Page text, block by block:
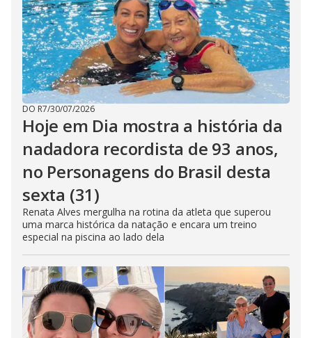
DO R7/30/07/2026
Hoje em Dia mostra a história da
nadadora recordista de 93 anos,
no Personagens do Brasil desta
sexta (31)
Renata Alves mergulha na rotina da atleta que superou
uma marca histórica da natação e encara um treino
especial na piscina ao lado dela